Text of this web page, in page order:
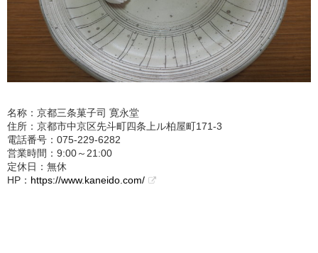
名称：京都三条菓子司 寛永堂
住所：京都市中京区先斗町四条上ル柏屋町171-3
電話番号：075-229-6282
営業時間：9:00～21:00
定休日：無休
HP： https://www.kaneido.com/